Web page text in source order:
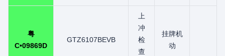
粤
C•09869D
GTZ6107BEVB
上
冲
检
查
挂牌机
动